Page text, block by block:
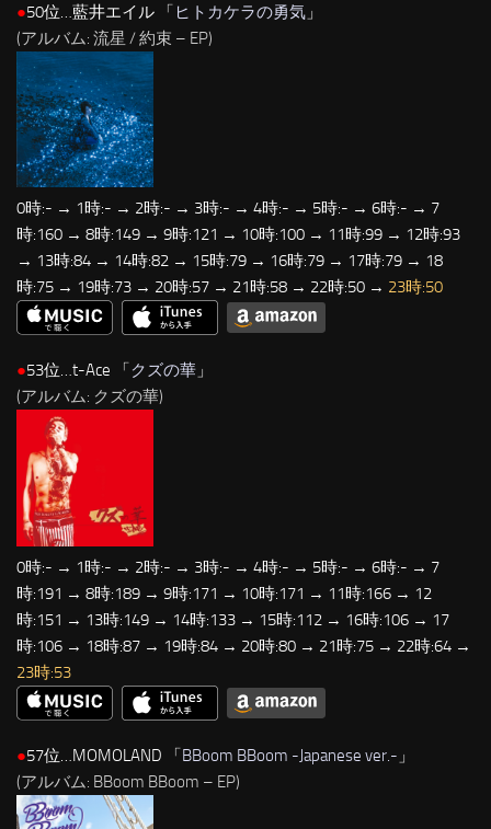
●50位…藍井エイル 「 ヒトカケラの勇気 」
(アルバム: 流星 / 約束 – EP)
0時:- → 1時:- → 2時:- → 3時:- → 4時:- → 5時:- → 6時:- → 7
時:160 → 8時:149 → 9時:121 → 10時:100 → 11時:99 → 12時:93
→ 13時:84 → 14時:82 → 15時:79 → 16時:79 → 17時:79 → 18
時:75 → 19時:73 → 20時:57 → 21時:58 → 22時:50 → 23時:50
●53位…t-Ace 「クズの華 」
(アルバム: クズの華)
0時:- → 1時:- → 2時:- → 3時:- → 4時:- → 5時:- → 6時:- → 7
時:191 → 8時:189 → 9時:171 → 10時:171 → 11時:166 → 12
時:151 → 13時:149 → 14時:133 → 15時:112 → 16時:106 → 17
時:106 → 18時:87 → 19時:84 → 20時:80 → 21時:75 → 22時:64 →
23時:53
●57位…MOMOLAND 「 BBoom BBoom -Japanese ver.- 」
(アルバム: BBoom BBoom – EP)